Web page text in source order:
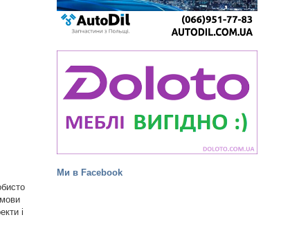
Ми в Facebook
і